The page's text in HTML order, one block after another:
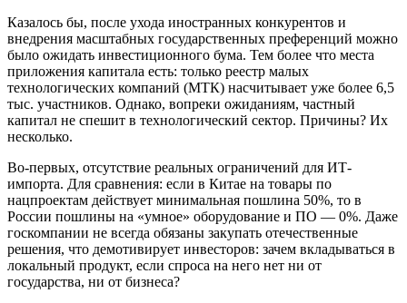
Казалось бы, после ухода иностранных конкурентов и
внедрения масштабных государственных преференций можно
было ожидать инвестиционного бума. Тем более что места
приложения капитала есть: только реестр малых
технологических компаний (МТК) насчитывает уже более 6,5
тыс. участников. Однако, вопреки ожиданиям, частный
капитал не спешит в технологический сектор. Причины? Их
несколько.
Во-первых, отсутствие реальных ограничений для ИТ-
импорта. Для сравнения: если в Китае на товары по
нацпроектам действует минимальная пошлина 50%, то в
России пошлины на «умное» оборудование и ПО — 0%. Даже
госкомпании не всегда обязаны закупать отечественные
решения, что демотивирует инвесторов: зачем вкладываться в
локальный продукт, если спроса на него нет ни от
государства, ни от бизнеса?